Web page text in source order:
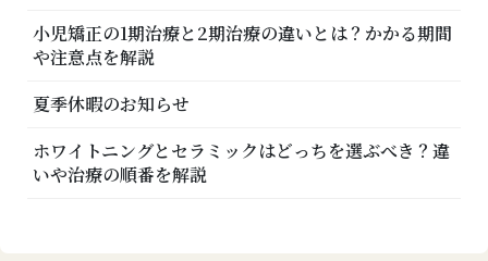
小児矯正の1期治療と2期治療の違いとは？かかる期間
や注意点を解説
夏季休暇のお知らせ
ホワイトニングとセラミックはどっちを選ぶべき？違
いや治療の順番を解説